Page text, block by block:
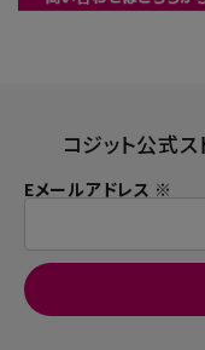
コジット公式
Eメールアドレス ※